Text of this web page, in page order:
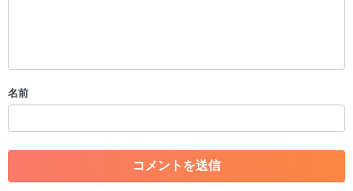
・一度削除された投稿を再び投稿すること
・アカウントの売買など金銭が絡む内容の投稿
・各ゲームのネタバレを含む内容の投稿
・その他、管理者が不適切と判断した投稿
名前